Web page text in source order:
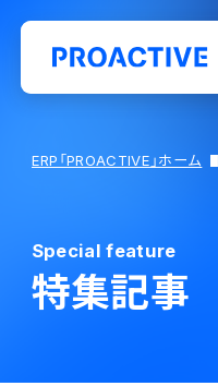
PROACTIVEと
ERP「PROACTIVE」ホーム
Special feature
特集記事